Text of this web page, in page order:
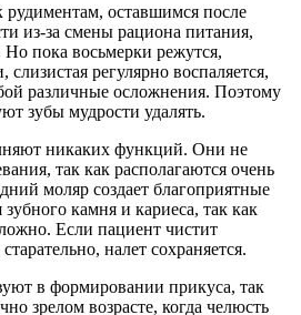
рудиментам, оставшимся после
из-за смены рациона питания,
пока восьмерки режутся,
слизистая регулярно воспаляется,
различные осложнения. Поэтому
зубы мудрости удалять.
никаких функций. Они не
так как располагаются очень
моляр создает благоприятные
камня и кариеса, так как
Если пациент чистит
налет сохраняется.
в формировании прикуса, так
зрелом возрасте, когда челюсть